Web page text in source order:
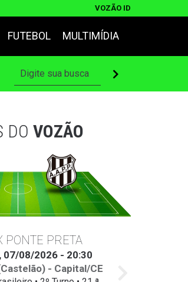
VOZÃO ID
FUTEBOL MULTIMÍDIA
DO VOZÃO
PONTE PRETA
08/2026 - 20:30
- Capital/CE